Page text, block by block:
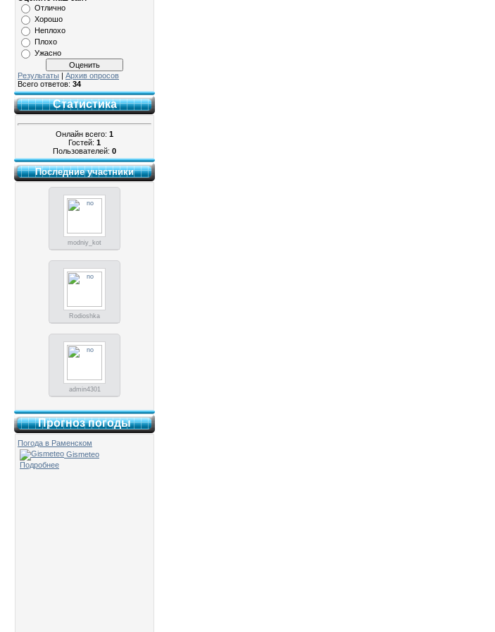
Отлично
Хорошо
Неплохо
Плохо
Ужасно
Результаты | Архив опросов
Всего ответов: 34
Статистика
Онлайн всего: 1
Гостей: 1
Пользователей: 0
Последние участники
modniy_kot
Rodioshka
admin4301
Прогноз погоды
Погода в Раменском
Gismeteo
Подробнее